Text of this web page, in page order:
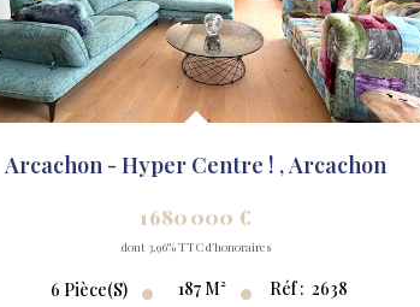
Arcachon - Hyper Centre ! ,Arcachon
1 680 000 €
dont 3,96% TTC d'honoraires
6 Pièce(s) 187 M² Réf : 2638